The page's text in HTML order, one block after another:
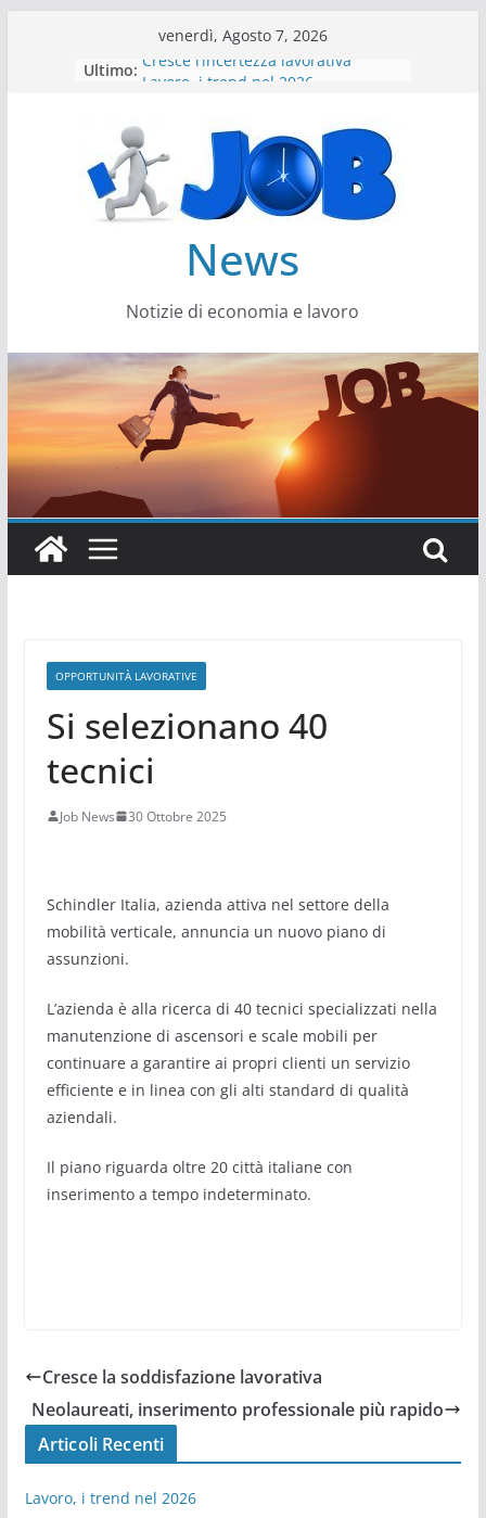
venerdì, Agosto 7, 2026
Ultimo: Cresce l’incertezza lavorativa
Lavoro, i trend nel 2026
Il settore energy cambia veste
Servono più sustainability data
architect
News
Notizie di economia e lavoro
OPPORTUNITÀ LAVORATIVE
Si selezionano 40
tecnici
Job News 30 Ottobre 2025
Schindler Italia, azienda attiva nel settore della
mobilità verticale, annuncia un nuovo piano di
assunzioni.
L’azienda è alla ricerca di 40 tecnici specializzati nella
manutenzione di ascensori e scale mobili per
continuare a garantire ai propri clienti un servizio
efficiente e in linea con gli alti standard di qualità
aziendali.
Il piano riguarda oltre 20 città italiane con
inserimento a tempo indeterminato.
Cresce la soddisfazione lavorativa
Neolaureati, inserimento professionale più rapido
Articoli Recenti
Lavoro, i trend nel 2026